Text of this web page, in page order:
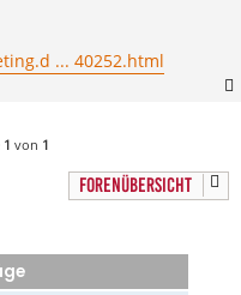
... 40252.html
1 von 1
FORENÜBERSICHT